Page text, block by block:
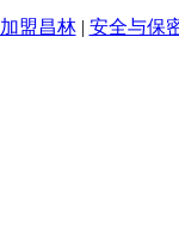
加盟昌林| 安全与保